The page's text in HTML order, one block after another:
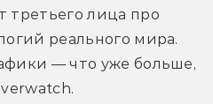
третьего лица про
реального мира.
— что уже больше,